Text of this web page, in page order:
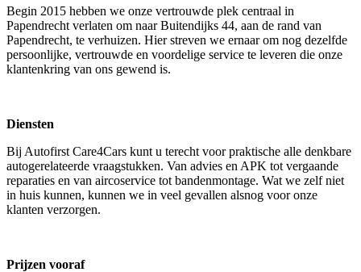
Begin 2015 hebben we onze vertrouwde plek centraal in
Papendrecht verlaten om naar Buitendijks 44, aan de rand van
Papendrecht, te verhuizen. Hier streven we ernaar om nog dezelfde
persoonlijke, vertrouwde en voordelige service te leveren die onze
klantenkring van ons gewend is.
Diensten
Bij Autofirst Care4Cars kunt u terecht voor praktische alle denkbare
autogerelateerde vraagstukken. Van advies en APK tot vergaande
reparaties en van aircoservice tot bandenmontage. Wat we zelf niet
in huis kunnen, kunnen we in veel gevallen alsnog voor onze
klanten verzorgen.
Prijzen vooraf